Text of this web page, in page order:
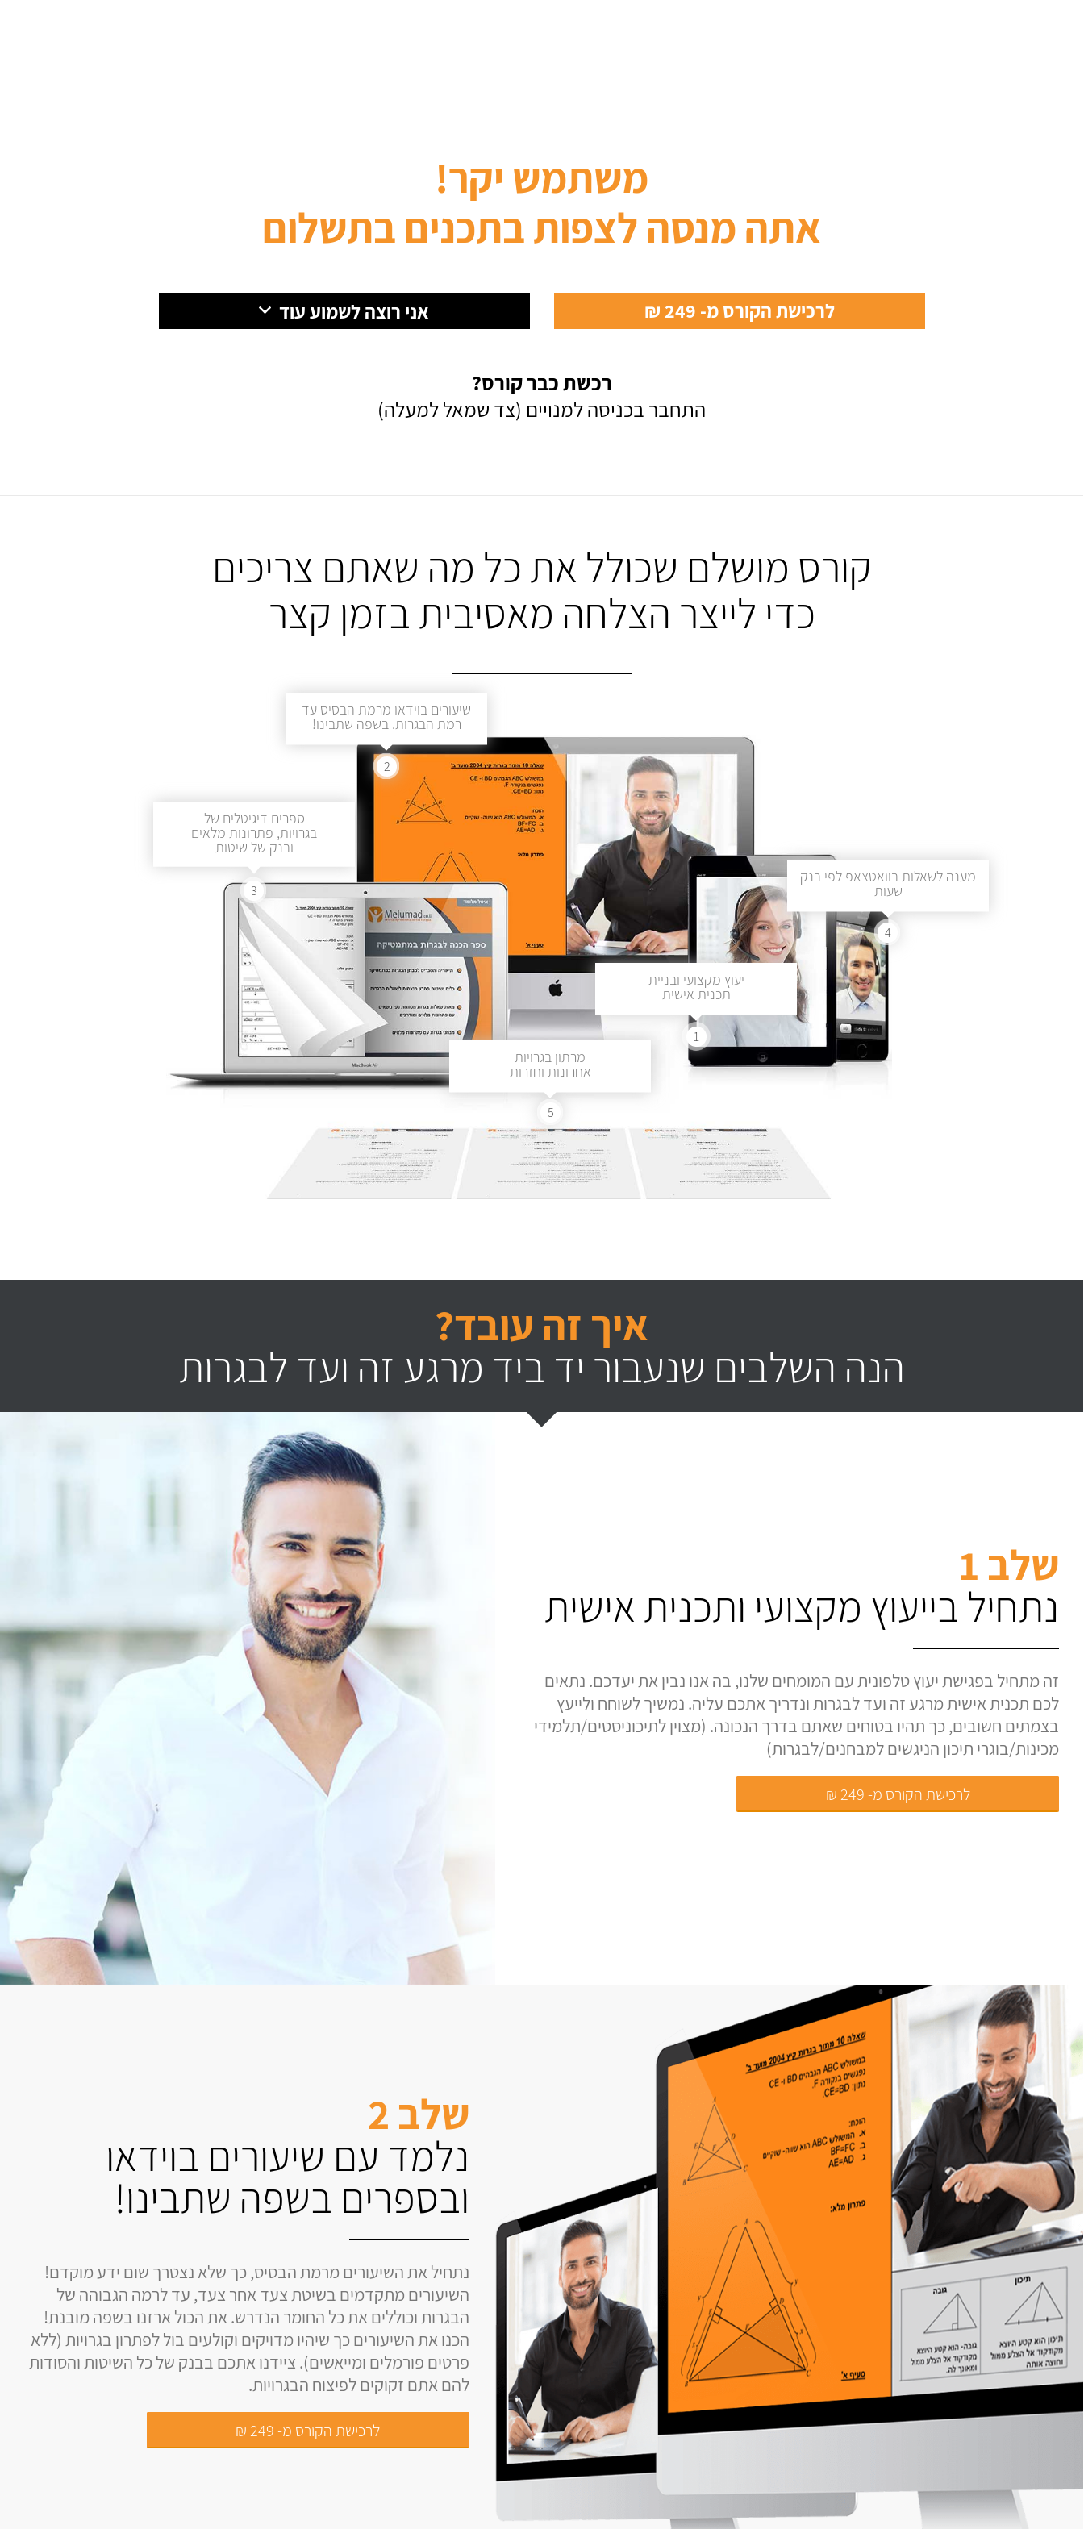
משתמש יקר!
אתה מנסה לצפות בתכנים בתשלום
לרכישת הקורס מ- 249 ₪ אני רוצה לשמוע עוד
רכשת כבר קורס?
התחבר בכניסה למנויים (צד שמאל למעלה)
קורס מושלם שכולל את כל מה שאתם צריכים
כדי לייצר הצלחה מאסיבית בזמן קצר
יעוץ מקצועי ובניית
תכנית אישית
1
שיעורים בוידאו מרמת הבסיס עד
רמת הבגרות. בשפה שתבינו!
2
ספרים דיגיטלים של
בגרויות, פתרונות מלאים
ובנק של שיטות
3
מענה לשאלות בוואטצאפ לפי בנק
שעות
4
מרתון בגרויות
אחרונות וחזרות
5
איך זה עובד?
הנה השלבים שנעבור יד ביד מרגע זה ועד לבגרות
שלב 1
נתחיל בייעוץ מקצועי ותכנית אישית
זה מתחיל בפגישת יעוץ טלפונית עם המומחים שלנו, בה אנו נבין את יעדכם. נתאים
לכם תכנית אישית מרגע זה ועד לבגרות ונדריך אתכם עליה. נמשיך לשוחח ולייעץ
בצמתים חשובים, כך תהיו בטוחים שאתם בדרך הנכונה. (מצוין לתיכוניסטים/תלמידי
מכינות/בוגרי תיכון הניגשים למבחנים/לבגרות)
לרכישת הקורס מ- 249 ₪
שלב 2
נלמד עם שיעורים בוידאו
ובספרים בשפה שתבינו!
נתחיל את השיעורים מרמת הבסיס, כך שלא נצטרך שום ידע מוקדם!
השיעורים מתקדמים בשיטת צעד אחר צעד, עד לרמה הגבוהה של
הבגרות וכוללים את כל החומר הנדרש. את הכול ארזנו בשפה מובנת!
הכנו את השיעורים כך שיהיו מדויקים וקולעים בול לפתרון בגרויות (ללא
פרטים פורמלים ומייאשים). ציידנו אתכם בבנק של כל השיטות והסודות
להם אתם זקוקים לפיצוח הבגרויות.
לרכישת הקורס מ- 249 ₪